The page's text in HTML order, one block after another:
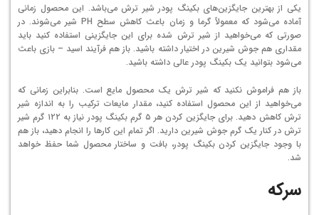
یکی از بهترین جایگزین‌های بکینگ پودر شیر ترش می‌باشد. این محصول زمانی
آماده می‌شود که معمولاً گرما و زمان باعث کاهش سطح PH شیر می‌شوند. در
صورتی که می‌خواهید از شیر ترش شده برای این جایگزینی استفاده کنید باید
مقداری هم جوش شیرین در اختیار داشته باشید. باز هم فرآیند اسید – بازی باعث
می‌شود بتوانید یک بکینگ پودر عالی داشته باشید.
باز هم فراموش نکنید که شیر ترش یک محصول مایع است. بنابراین زمانی که
می‌خواهید از این محصول استفاده کنید، مقدار مایعات ترکیب را به اندازه شیر
ترش کاهش دهید. برای جایگزین کردن هر ۵ گرم بکینگ پودر نیاز به ۱۲۲ گرم شیر
ترش در کنار یک گرم جوش شیرین دارید. اگر تمام این کارها را انجام دهید، باز هم
با وجود جایگزین کردن بکینگ پودر، بافت و ساختار محصول شما حفظ خواهد
شد.
سرکه